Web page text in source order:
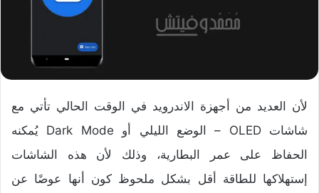
لأن العديد من أجهزة الاندرويد في الوقت الحالي تأتي مع
شاشات OLED – الوضع الليلي أو Dark Mode يُمكنه
الحفاظ على عمر البطارية، وذلك لأن هذه الشاشات
إستهلاكها للطاقة أقل بشكل ملحوظ كون أنها عوضًا عن